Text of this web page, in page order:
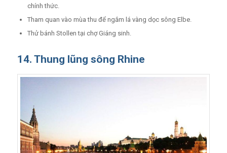
chính thức.
Tham quan vào mùa thu để ngắm lá vàng dọc sông Elbe.
Thử bánh Stollen tại chợ Giáng sinh.
14. Thung lũng sông Rhine